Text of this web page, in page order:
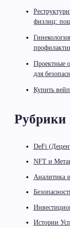
физлиц:
Проектные
для
Купить
Рубрики
DeFi
NFT и
Аналитика
Истории